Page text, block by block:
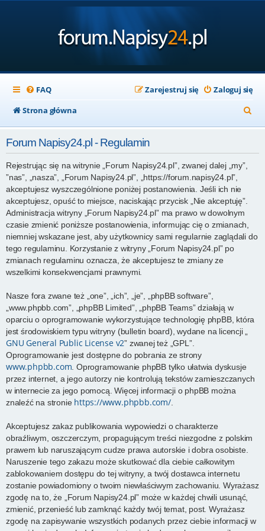
FAQ Zaloguj się
Zarejestruj się
Strona główna
z
Forum Napisy24.pl - Regulamin
Rejestrując się na witrynie „Forum Napisy24.pl”, zwanej dalej „my”,
”nas”, „nasza”, „Forum Napisy24.pl”, „https://forum.napisy24.pl”,
akceptujesz wyszczególnione poniżej postanowienia. Jeśli ich nie
akceptujesz, opuść to miejsce, naciskając przycisk „Nie akceptuję”.
Administracja witryny „Forum Napisy24.pl” ma prawo w dowolnym
czasie zmienić poniższe postanowienia, informując cię o zmianach,
niemniej wskazane jest, aby użytkownicy sami regularnie zaglądali do
tego regulaminu. Korzystanie z witryny „Forum Napisy24.pl” po
zmianach regulaminu oznacza, że akceptujesz te zmiany ze
wszelkimi konsekwencjami prawnymi.
Nasze fora zwane też „one”, „ich”, „je”, „phpBB software”,
„www.phpbb.com”, „phpBB Limited”, „phpBB Teams” działają w
oparciu o oprogramowanie wykorzystujące technologię phpBB, która
jest środowiskiem typu witryny (bulletin board), wydane na licencji „
GNU General Public License v2” zwanej też „GPL”.
Oprogramowanie jest dostępne do pobrania ze strony
www.phpbb.com . Oprogramowanie phpBB tylko ułatwia dyskusje
przez internet, a jego autorzy nie kontrolują tekstów zamieszczanych
w internecie za jego pomocą. Więcej informacji o phpBB można
znaleźć na stronie https://www.phpbb.com/.
Akceptujesz zakaz publikowania wypowiedzi o charakterze
obraźliwym, oszczerczym, propagującym treści niezgodne z polskim
prawem lub naruszającym cudze prawa autorskie i dobra osobiste.
Naruszenie tego zakazu może skutkować dla ciebie całkowitym
zablokowaniem dostępu do tej witryny, a twój dostawca internetu
zostanie powiadomiony o twoim niewłaściwym zachowaniu. Wyrażasz
zgodę na to, że „Forum Napisy24.pl” może w każdej chwili usunąć,
zmienić, przenieść lub zamknąć każdy twój temat, post. Wyrażasz
zgodę na zapisywanie wszystkich podanych przez ciebie informacji w